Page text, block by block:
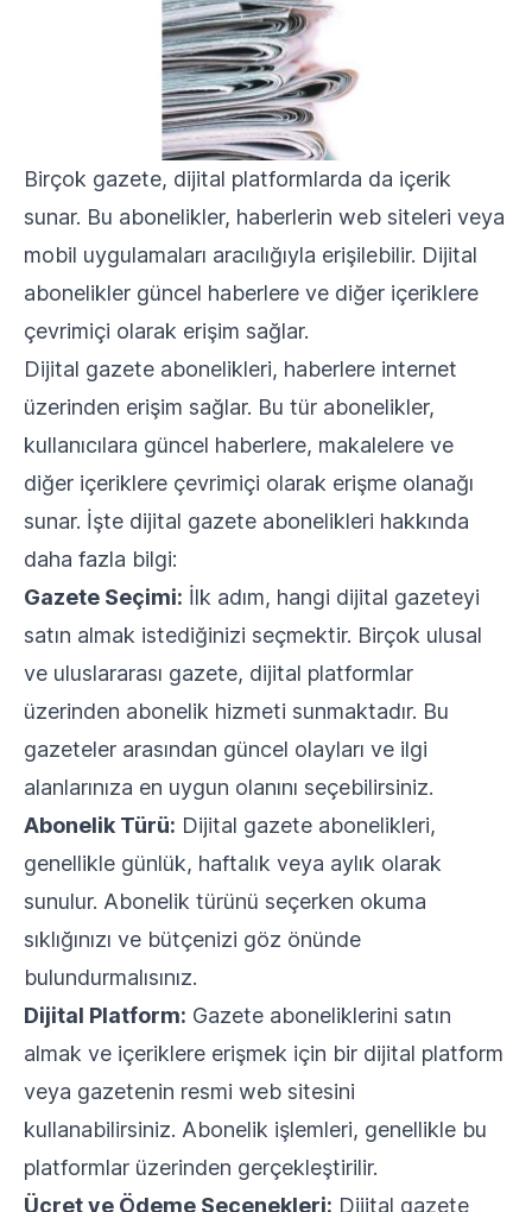
Birçok gazete, dijital platformlarda da içerik
sunar. Bu abonelikler, haberlerin web siteleri veya
mobil uygulamaları aracılığıyla erişilebilir. Dijital
abonelikler güncel haberlere ve diğer içeriklere
çevrimiçi olarak erişim sağlar.
Dijital gazete abonelikleri, haberlere internet
üzerinden erişim sağlar. Bu tür abonelikler,
kullanıcılara güncel haberlere, makalelere ve
diğer içeriklere çevrimiçi olarak erişme olanağı
sunar. İşte dijital gazete abonelikleri hakkında
daha fazla bilgi:
Gazete Seçimi: İlk adım, hangi dijital gazeteyi
satın almak istediğinizi seçmektir. Birçok ulusal
ve uluslararası gazete, dijital platformlar
üzerinden abonelik hizmeti sunmaktadır. Bu
gazeteler arasından güncel olayları ve ilgi
alanlarınıza en uygun olanını seçebilirsiniz.
Abonelik Türü: Dijital gazete abonelikleri,
genellikle günlük, haftalık veya aylık olarak
sunulur. Abonelik türünü seçerken okuma
sıklığınızı ve bütçenizi göz önünde
bulundurmalısınız.
Dijital Platform: Gazete aboneliklerini satın
almak ve içeriklere erişmek için bir dijital platform
veya gazetenin resmi web sitesini
kullanabilirsiniz. Abonelik işlemleri, genellikle bu
platformlar üzerinden gerçekleştirilir.
Ücret ve Ödeme Seçenekleri: Dijital gazete